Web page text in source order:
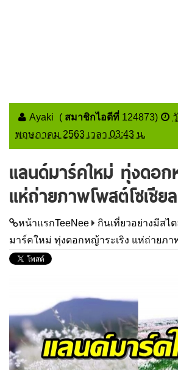
Ayaki ( สมาชิกไอดีที่ 124873)
พฤษภาคม 2563 เวลา 03:43 น.
แลนด์มาร์คใหม่ ทุ่งดอก
แห่ถ่ายภาพโพสต์โซเชียล
หน้าแรกTeeNee กินเที่ยวอย่างมีสไ
มาร์คใหม่ ทุ่งดอกหญ้าระเริง แห่ถ่ายภา